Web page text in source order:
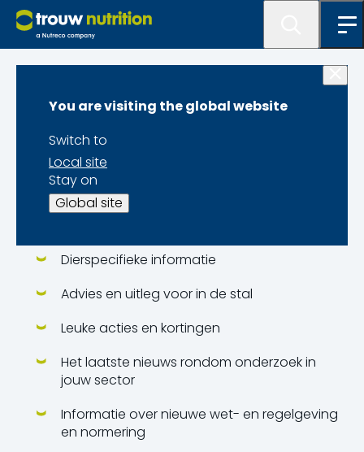
You are visiting the global website
Switch to
Local site
Stay on
Global site
Home
Nieuwsbrieven
Meld je aan voor onze nieuwsbrief en blijf op de
hoogte van de ontwikkelingen in je sector.
Dierspecifieke informatie
Advies en uitleg voor in de stal
Leuke acties en kortingen
Het laatste nieuws rondom onderzoek in
jouw sector
Informatie over nieuwe wet- en regelgeving
en normering